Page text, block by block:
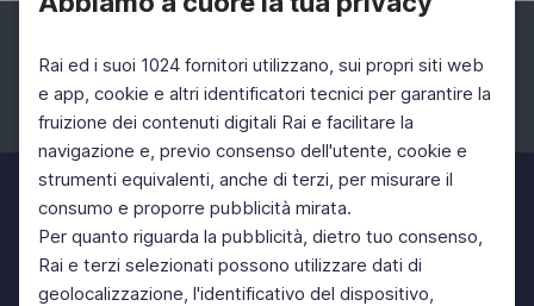
Rai ed i suoi 1024 fornitori utilizzano, sui propri siti web
e app, cookie e altri identificatori tecnici per garantire la
fruizione dei contenuti digitali Rai e facilitare la
navigazione e, previo consenso dell'utente, cookie e
strumenti equivalenti, anche di terzi, per misurare il
consumo e proporre pubblicità mirata.
Per quanto riguarda la pubblicità, dietro tuo consenso,
Rai e terzi selezionati possono utilizzare dati di
geolocalizzazione, l'identificativo del dispositivo,
Facebook Instagram Twitter